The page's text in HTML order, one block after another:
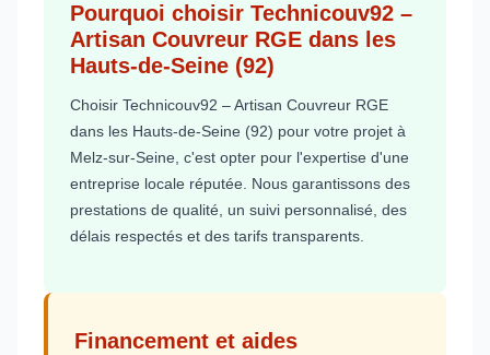
Pourquoi choisir Technicouv92 –
Artisan Couvreur RGE dans les
Hauts-de-Seine (92)
Choisir Technicouv92 – Artisan Couvreur RGE
dans les Hauts-de-Seine (92) pour votre projet à
Melz-sur-Seine, c'est opter pour l'expertise d'une
entreprise locale réputée. Nous garantissons des
prestations de qualité, un suivi personnalisé, des
délais respectés et des tarifs transparents.
Financement et aides